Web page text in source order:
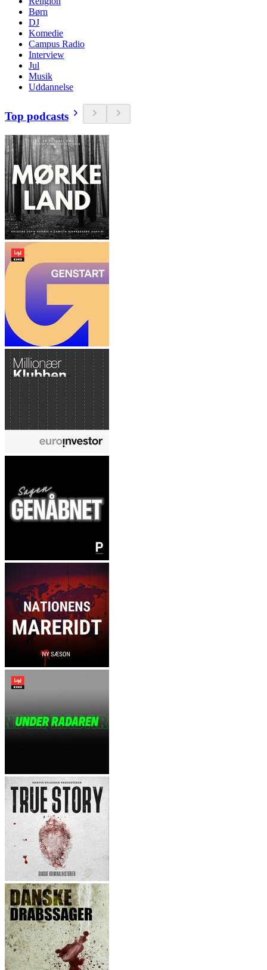
Børn
DJ
Komedie
Campus Radio
Interview
Jul
Musik
Uddannelse
Top podcasts